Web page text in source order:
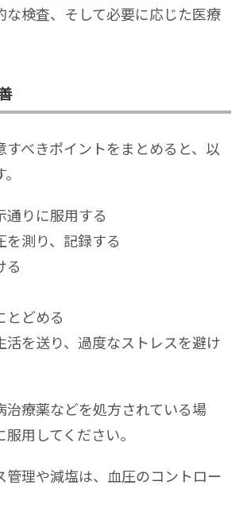
な検査、そして必要に応じた医療
すべきポイントをまとめると、以
通りに服用する
を測り、記録する
る
とどめる
活を送り、過度なストレスを避け
治療薬などを処方されている場
用してください。
管理や減塩は、血圧のコントロー